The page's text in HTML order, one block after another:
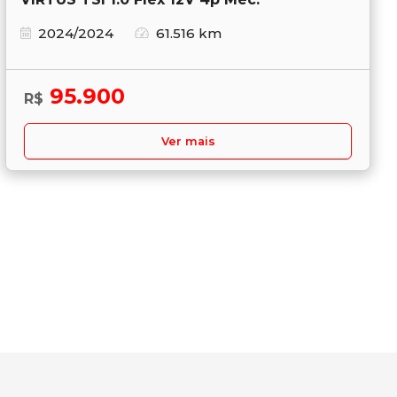
2024/2024
61.516 km
R$ 95.900
Ver mais